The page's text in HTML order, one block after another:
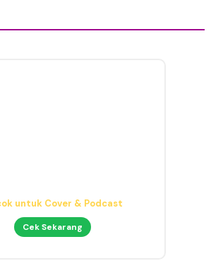
Nyaman & Detail
Cek Sekarang